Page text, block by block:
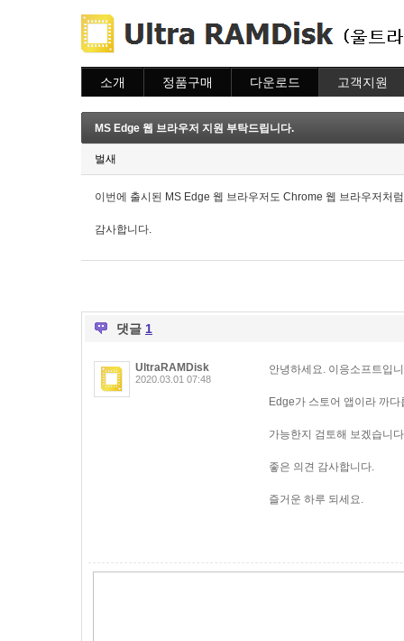
소개 정품구매
주문조회
이용안내
다운로드 고객지원
질문하기
MS Edge 웹 브라우저 지원 부탁드립니다.
벌새
이번에 출시된 MS Edge 웹 브라우저도 Chrome 웹 브라우저처
감사합니다.
댓글 1
UltraRAMDisk
2020.03.01 07:48
안녕하세요. 이응소프트입
Edge가 스토어 앱이라 까다
가능한지 검토해 보겠습니
좋은 의견 감사합니다.
즐거운 하루 되세요.